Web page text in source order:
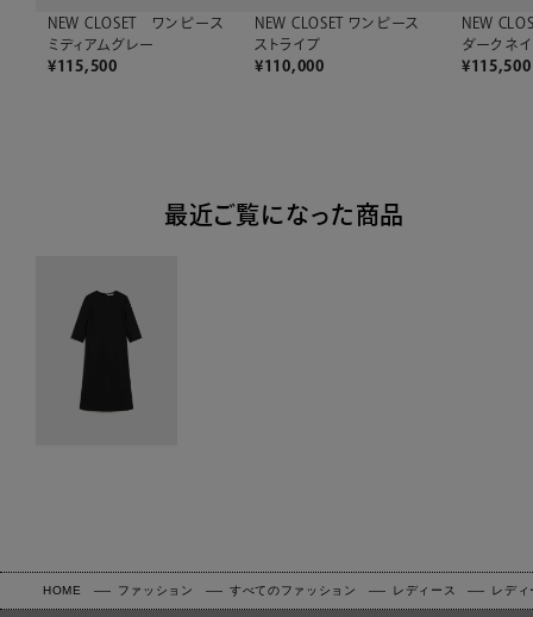
NEW CLOSET ワンピース
ミディアムグレー
¥115,500
NEW CLOSET ワンピース
ストライプ
¥110,000
NEW
ダークネ
¥115,500
最近ご覧になった商品
HOME ファッション すべてのファッション レディース レディ